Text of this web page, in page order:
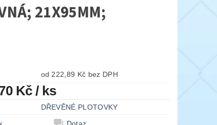
21X95MM;
od 222,89 Kč bez DPH
Kč/ ks
DŘEVĚNÉ PLOTOVKY